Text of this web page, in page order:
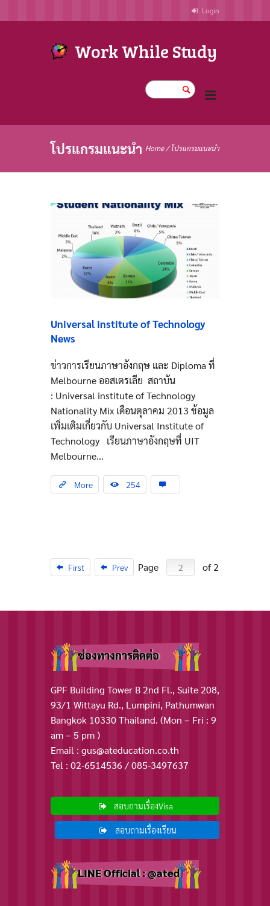
Login
Work While Study
Home/โปรแกรมแนะนำ
โปรแกรมแนะนำ
Universal institute of Technology
News
ข่าวการเรียนภาษาอังกฤษ และ Diploma ที่
Melbourne ออสเตรเลีย สถาบัน
: Universal institute of Technology
Nationality Mix เดือนตุลาคม 2013 ข้อมูล
เพิ่มเติมเกี่ยวกับ Universal Institute of
Technology เรียนภาษาอังกฤษที่ UIT
Melbourne...
More 254
First Prev Page of 2
ช่องทางการติดต่อ
GPF Building Tower B 2nd Fl., Suite 208,
93/1 Wittayu Rd., Lumpini, Pathumwan
Bangkok 10330 Thailand. (Mon – Fri : 9
am – 5 pm )
Email : gus@ateducation.co.th
Tel : 02-6514536 / 085-3497637
สอบถามเรื่องVisa
สอบถามเรื่องเรียน
LINE Official : @ated